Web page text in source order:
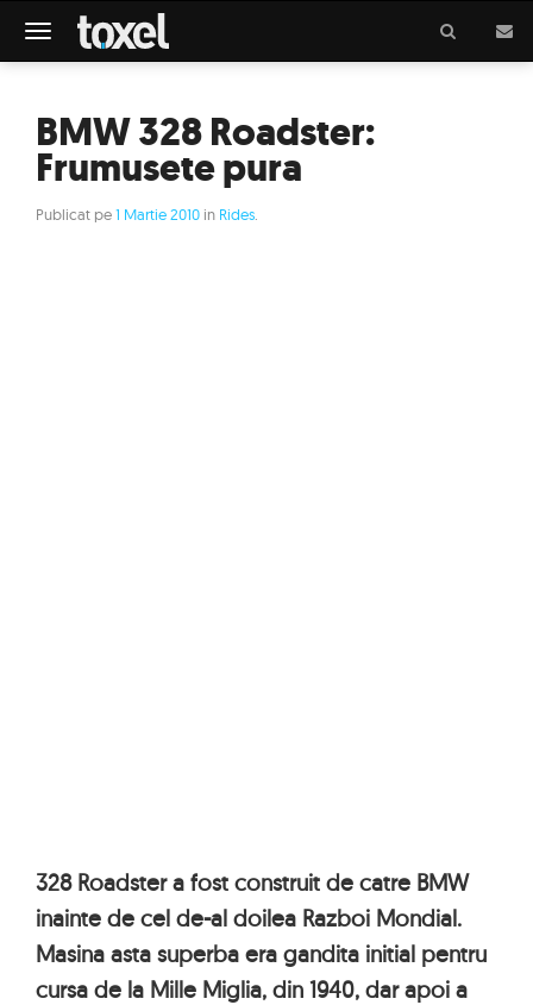
Meniu
BMW 328 Roadster:
Frumusete pura
Publicat pe1 Martie 2010 in Rides
328 Roadster a fost construit de catre BMW
inainte de cel de-al doilea Razboi Mondial.
Masina asta superba era gandita initial pentru
cursa de la Mille Miglia, din 1940, dar apoi a